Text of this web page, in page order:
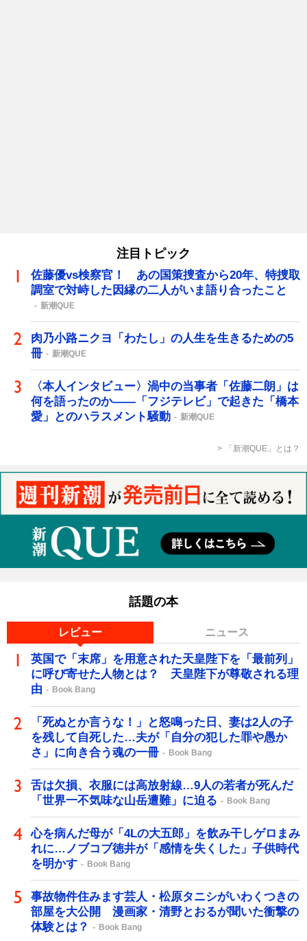
注目トピック
佐藤優vs検察官！ あの国策捜査から20年、特捜取
調室で対峙した因縁の二人がいま語り合ったこと
新潮QUE
肉乃小路ニクヨ「わたし」の人生を生きるための5
冊
新潮QUE
〈本人インタビュー〉渦中の当事者「佐藤二朗」は
何を語ったのか――「フジテレビ」で起きた「橋本
愛」とのハラスメント騒動
新潮QUE
「新潮QUE」とは？
話題の本
レビュー ニュース
英国で「末席」を用意された天皇陛下を「最前列」
に呼び寄せた人物とは？ 天皇陛下が尊敬される理
由
Book Bang
「死ぬとか言うな！」と怒鳴った日、妻は2人の子
を残して自死した…夫が「自分の犯した罪や愚か
さ」に向き合う魂の一冊
Book Bang
舌は欠損、衣服には高放射線…9人の若者が死んだ
「世界一不気味な山岳遭難」に迫る
Book Bang
心を病んだ母が「4Lの大五郎」を飲み干しゲロまみ
れに…ノブコブ徳井が「感情を失くした」子供時代
を明かす
Book Bang
事故物件住みます芸人・松原タニシがいわくつきの
部屋を大公開 漫画家・清野とおるが聞いた衝撃の
体験とは？
Book Bang